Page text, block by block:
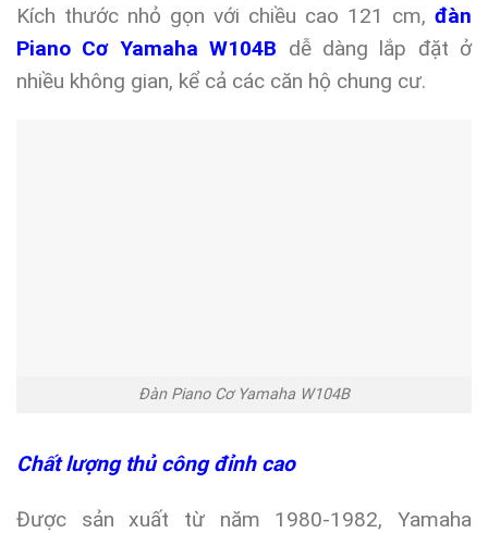
Kích thước nhỏ gọn với chiều cao 121 cm, đàn
Piano Cơ Yamaha W104B dễ dàng lắp đặt ở
nhiều không gian, kể cả các căn hộ chung cư.
Đàn Piano Cơ Yamaha W104B
Chất lượng thủ công đỉnh cao
Được sản xuất từ năm 1980-1982, Yamaha